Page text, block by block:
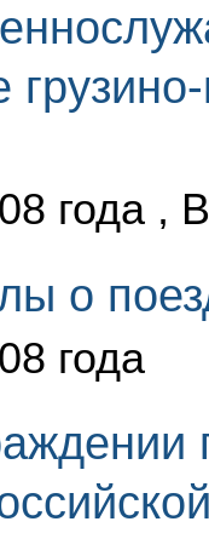
года ,
о
года